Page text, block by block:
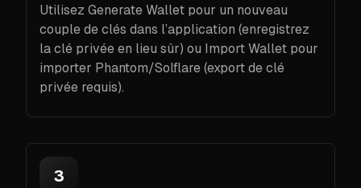
Utilisez Generate Wallet pour un nouveau
couple de clés dans l’application (enregistrez
la clé privée en lieu sûr) ou Import Wallet pour
importer Phantom/Solflare (export de clé
privée requis).
3